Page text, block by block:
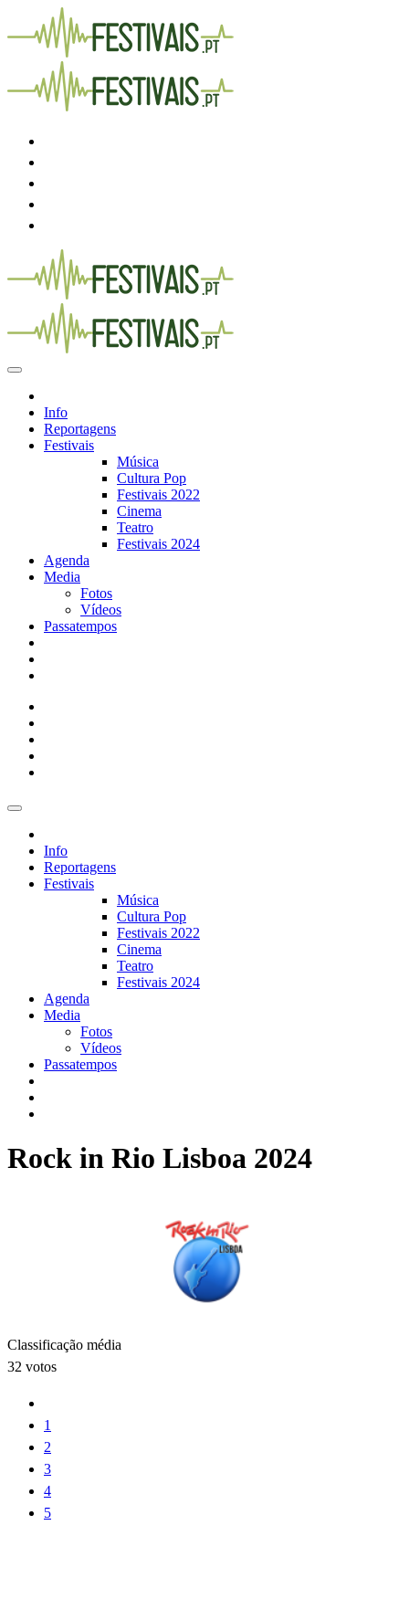
Info
Reportagens
Festivais
Música
Cultura Pop
Festivais 2022
Cinema
Teatro
Festivais 2024
Agenda
Media
Fotos
Vídeos
Passatempos
Info
Reportagens
Festivais
Música
Cultura Pop
Festivais 2022
Cinema
Teatro
Festivais 2024
Agenda
Media
Fotos
Vídeos
Passatempos
Rock in Rio Lisboa 2024
Classificação média
32 votos
1
2
3
4
5